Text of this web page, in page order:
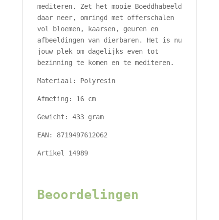
mediteren. Zet het mooie Boeddhabeeld
daar neer, omringd met offerschalen
vol bloemen, kaarsen, geuren en
afbeeldingen van dierbaren. Het is nu
jouw plek om dagelijks even tot
bezinning te komen en te mediteren.
Materiaal: Polyresin
Afmeting: 16 cm
Gewicht: 433 gram
EAN: 8719497612062
Artikel 14989
Beoordelingen